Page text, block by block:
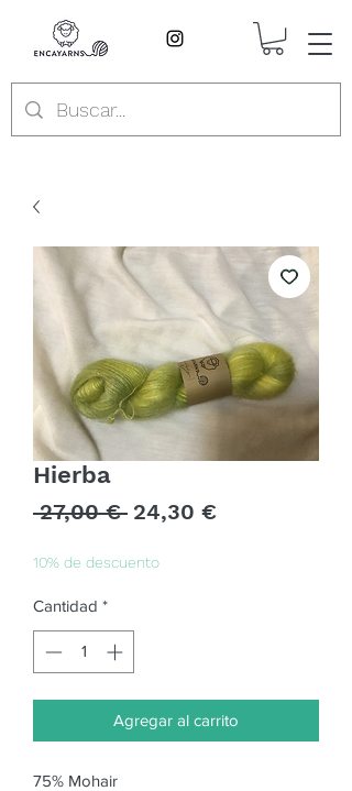
Hierba
27,00 € Precio
24,30 €Precio
10% de descuento
Cantidad *
Agregar al carrito
75% Mohair